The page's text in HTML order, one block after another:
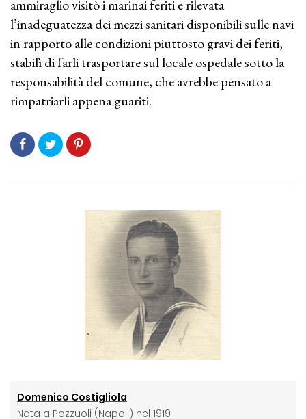
ammiraglio visitò i marinai feriti e rilevata
l’inadeguatezza dei mezzi sanitari disponibili sulle navi
in rapporto alle condizioni piuttosto gravi dei feriti,
stabilì di farli trasportare sul locale ospedale sotto la
responsabilità del comune, che avrebbe pensato a
rimpatriarli appena guariti.
Domenico Costigliola
Nata a Pozzuoli (Napoli) nel 1919